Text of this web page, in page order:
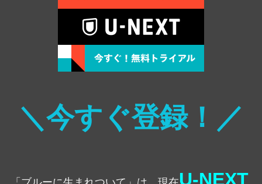
＼今すぐ登録！／
U-NEXT